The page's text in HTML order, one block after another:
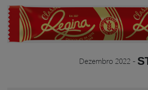
Dezembro 2022 -